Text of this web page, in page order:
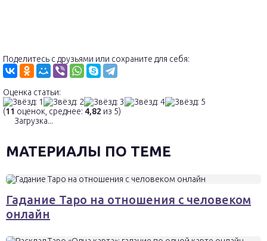
Поделитесь с друзьями или сохраните для себя:
Оценка статьи:
(11 оценок, среднее: 4,82 из 5)
Загрузка...
МАТЕРИАЛЫ ПО ТЕМЕ
Гадание Таро на отношения с человеком
онлайн